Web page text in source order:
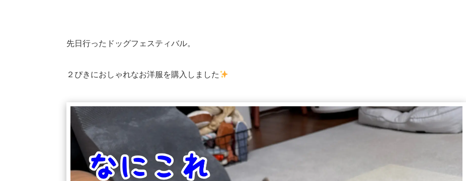
先日行ったドッグフェスティバル。
２ぴきにおしゃれなお洋服を購入しました